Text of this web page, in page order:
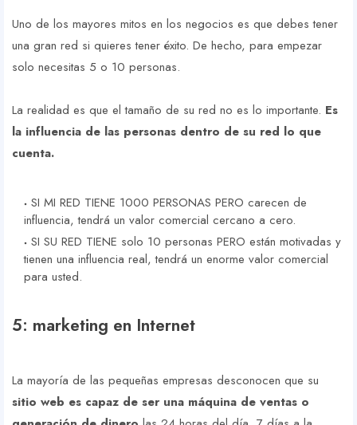
Uno de los mayores mitos en los negocios es que debes tener
una gran red si quieres tener éxito. De hecho, para empezar
solo necesitas 5 o 10 personas.
La realidad es que el tamaño de su red no es lo importante. Es
la influencia de las personas dentro de su red lo que
cuenta.
SI MI RED TIENE 1000 PERSONAS PERO carecen de
influencia, tendrá un valor comercial cercano a cero.
SI SU RED TIENE solo 10 personas PERO están motivadas y
tienen una influencia real, tendrá un enorme valor comercial
para usted.
5: marketing en Internet
La mayoría de las pequeñas empresas desconocen que su
sitio web es capaz de ser una máquina de ventas o